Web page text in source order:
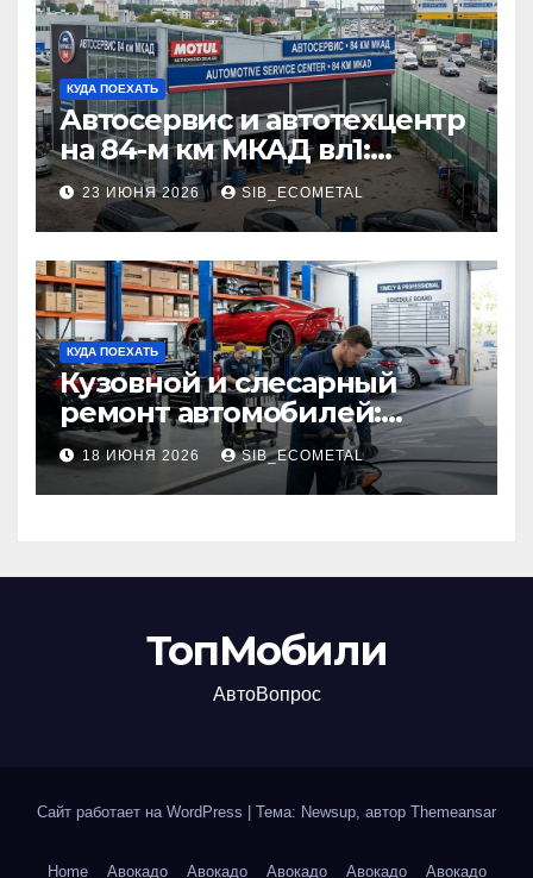
КУДА ПОЕХАТЬ
Автосервис и автотехцентр
на 84-м км МКАД вл1:
описание услуг и режим
работы
23 ИЮНЯ 2026 SIB_ECOMETAL
КУДА ПОЕХАТЬ
Кузовной и слесарный
ремонт автомобилей:
наличие оригинальных
запчастей производителя
и сроки выполнения работ
18 ИЮНЯ 2026 SIB_ECOMETAL
ТопМобили
АвтоВопрос
Сайт работает на WordPress Тема: Newsup, автор Themeansar
Home Авокадо Авокадо Авокадо Авокадо Авокадо